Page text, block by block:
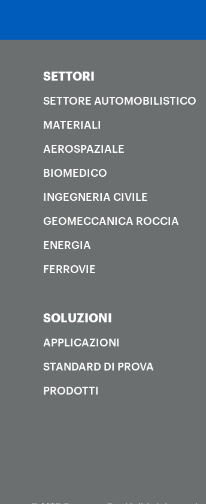
SETTORI
SETTORE AUTOMOBILISTICO
MATERIALI
AEROSPAZIALE
BIOMEDICO
INGEGNERIA CIVILE
GEOMECCANICA ROCCIA
ENERGIA
FERROVIE
SOLUZIONI
APPLICAZIONI
STANDARD DI PROVA
PRODOTTI